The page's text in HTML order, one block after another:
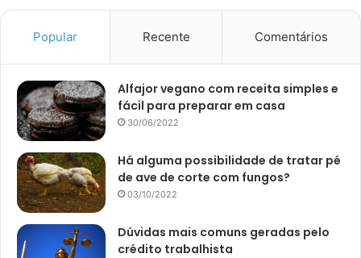
Popular Recente Comentários
Alfajor vegano com receita simples e
fácil para preparar em casa
30/06/2022
Há alguma possibilidade de tratar pé
de ave de corte com fungos?
03/10/2022
Dúvidas mais comuns geradas pelo
crédito trabalhista